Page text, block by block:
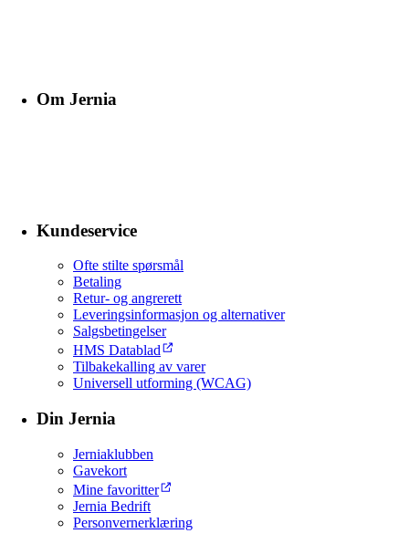
Om Jernia
Kundeservice
Ofte stilte spørsmål
Betaling
Retur- og angrerett
Leveringsinformasjon og alternativer
Salgsbetingelser
HMS Datablad
Tilbakekalling av varer
Universell utforming (WCAG)
Din Jernia
Jerniaklubben
Gavekort
Mine favoritter
Jernia Bedrift
Personvernerklæring